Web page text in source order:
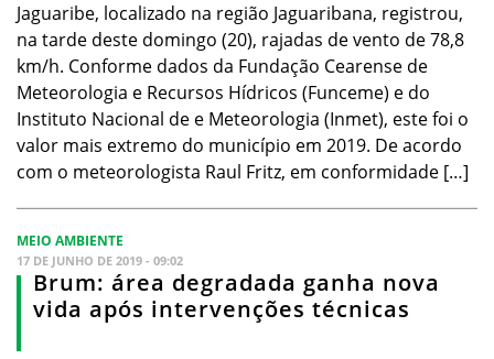
Jaguaribe, localizado na região Jaguaribana, registrou,
na tarde deste domingo (20), rajadas de vento de 78,8
km/h. Conforme dados da Fundação Cearense de
Meteorologia e Recursos Hídricos (Funceme) e do
Instituto Nacional de e Meteorologia (Inmet), este foi o
valor mais extremo do município em 2019. De acordo
com o meteorologista Raul Fritz, em conformidade […]
MEIO AMBIENTE
17 DE JUNHO DE 2019 - 09:02
Brum: área degradada ganha nova
vida após intervenções técnicas